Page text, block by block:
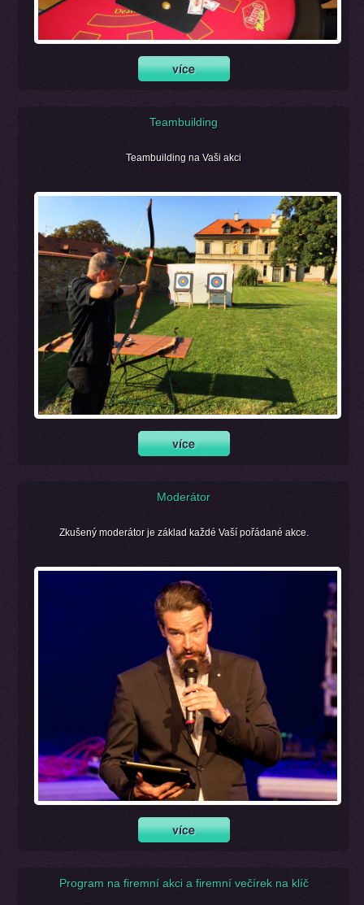
Teambuilding
Teambuilding na Vaši akci
Moderátor
Zkušený moderátor je základ každé Vaší pořádané akce.
Program na firemní akci a firemní večírek na klíč